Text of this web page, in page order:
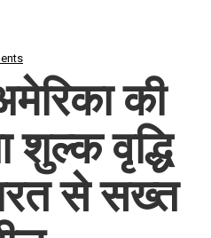
की
शुल्क वृद्धि
से सख्त